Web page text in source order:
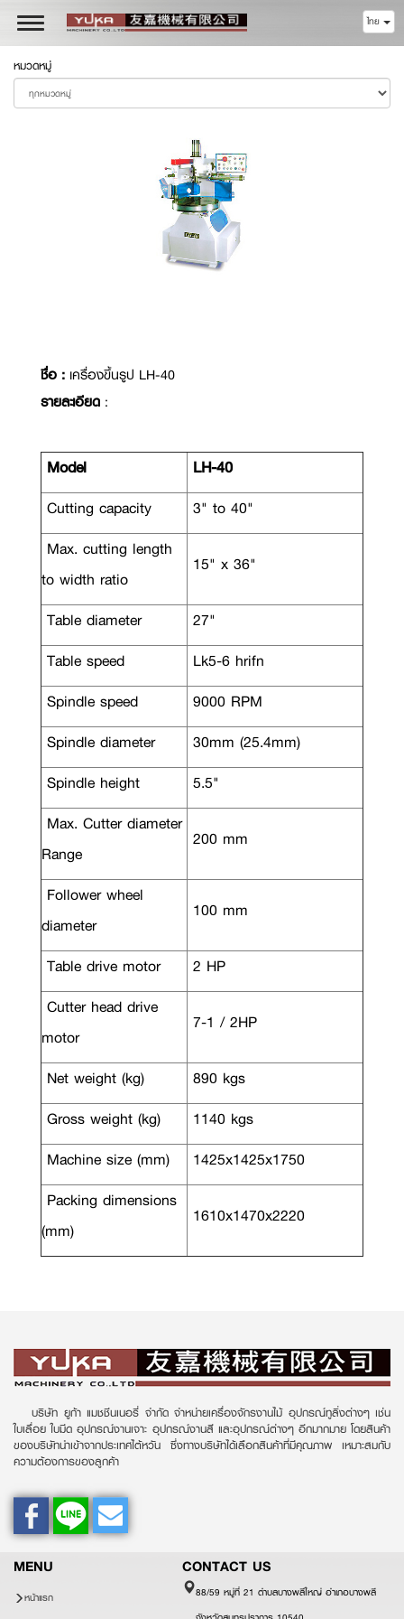
Toggle
navigation
ไทย
หมวดหมู่
ชื่อ : เครื่องขึ้นรูป LH-40
รายละเอียด :
Model
LH-40
Cutting capacity
3" to 40"
Max. cutting length
to width ratio
15" x 36"
Table diameter
27"
Table speed
Lk5-6 hrifn
Spindle speed
9000 RPM
Spindle diameter
30mm (25.4mm)
Spindle height
5.5"
Max. Cutter diameter
Range
200 mm
Follower wheel
diameter
100 mm
Table drive motor
2 HP
Cutter head drive
motor
7-1 / 2HP
Net weight (kg)
890 kgs
Gross weight (kg)
1140 kgs
Machine size (mm)
1425x1425x1750
Packing dimensions
(mm)
1610x1470x2220
บริษัท ยูก้า แมชชีนเนอรี่ จำกัด จำหน่ายเครื่องจักรงานไม้ อุปกรณ์ทูลิ่งต่างๆ เช่น
ใบเลื่อย ใบมีด อุปกรณ์งานเจาะ อุปกรณ์งานสี และอุปกรณ์ต่างๆ อีกมากมาย โดยสินค้า
ของบริษัทนำเข้าจากประเทศไต้หวัน ซึ่งทางบริษัทได้เลือกสินค้าที่มีคุณภาพ เหมาะสมกับ
ความต้องการของลูกค้า
MENU
หน้าแรก
CONTACT US
88/59 หมู่ที่ 21 ตำบลบางพลีใหญ่ อำเภอบางพลี